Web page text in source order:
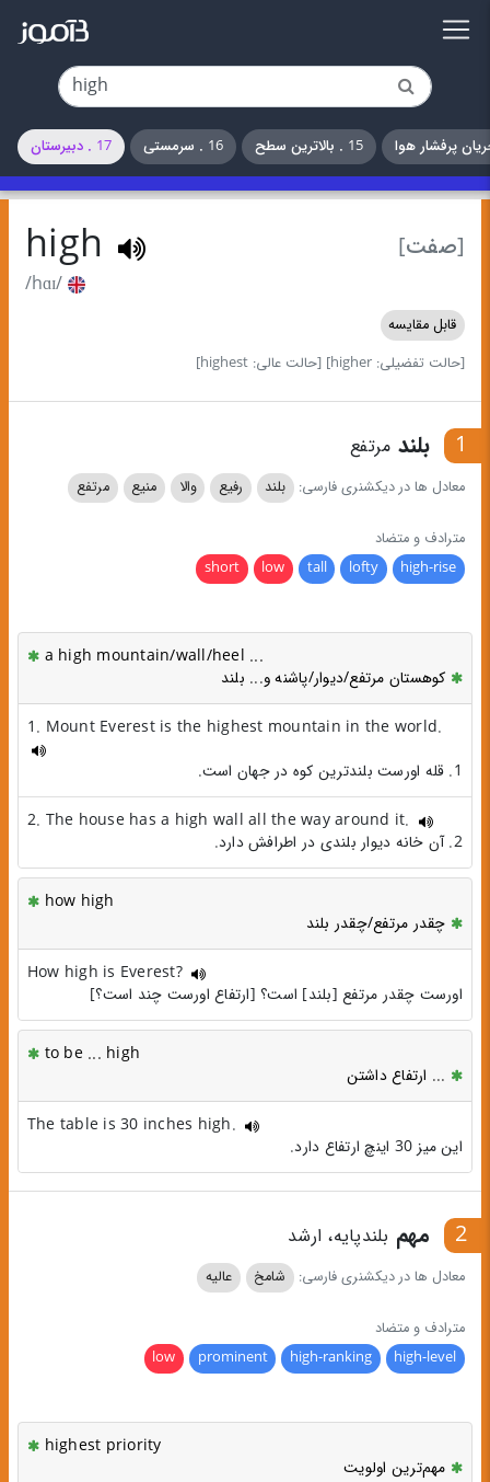
15 . بالاترین سطح 16 . سرمستی 17 . دبیرستان
[صفت] high
/hɑɪ/
قابل مقایسه
[حالت تفضیلی: higher]
[حالت عالی: highest]
1 بلند مرتفع
معادل ها در دیکشنری فارسی: بلند رفیع والا منیع مرتفع
مترادف و متضاد
high-rise
lofty
tall
low
short
a high mountain/wall/heel ...
کوهستان مرتفع/دیوار/پاشنه و... بلند
1. Mount Everest is the highest mountain in the world.
1. قله اورست بلندترین کوه در جهان است.
2. The house has a high wall all the way around it.
2. آن خانه دیوار بلندی در اطرافش دارد.
how high
چقدر مرتفع/چقدر بلند
How high is Everest?
اورست چقدر مرتفع [بلند] است؟ [ارتفاع اورست چند است؟]
to be ... high
... ارتفاع داشتن
The table is 30 inches high.
این میز 30 اینچ ارتفاع دارد.
2 مهم بلندپایه، ارشد
معادل ها در دیکشنری فارسی: شامخ عالیه
مترادف و متضاد
high-level
high-ranking
prominent
low
highest priority
مهم‌ترین اولویت